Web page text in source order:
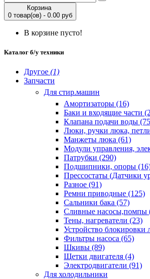
Корзина
0 товар(ов) - 0.00 руб
В корзине пусто!
Каталог б/у техники
Другое (1)
Запчасти
Для стир.машин
Амортизаторы (16)
Баки и входящие части
Клапана подачи воды
Люки, ручки люка,
Манжеты люка (61)
Модули управления,
Патрубки (290)
Подшипники, опоры
Прессостаты (Датчики
Разное (91)
Ремни приводные (125)
Сальники бака (57)
Сливные насосы,помпы
Тены, нагреватели (23)
Устройство
Фильтры насоса (65)
Шкивы (89)
Щетки двигателя (4)
Электродвигатели (91)
Для холодильники